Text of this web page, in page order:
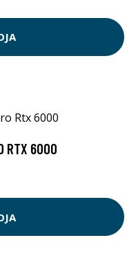
RTX 6000